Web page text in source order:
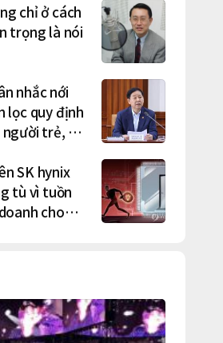
chỉ ở cách
trọng là nói
nhắc nới
lọc quy định
trẻ, vợ
SK hynix
tù vì tuồn
cho